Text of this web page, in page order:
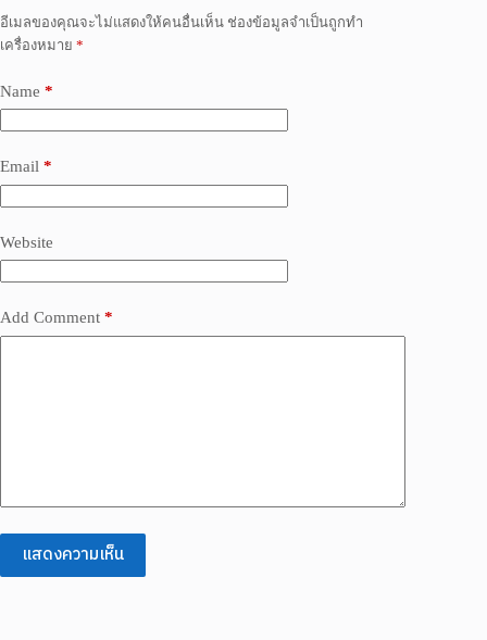
อีเมลของคุณจะไม่แสดงให้คนอื่นเห็น ช่องข้อมูลจำเป็นถูกทำ
เครื่องหมาย *
Name *
Email *
Website
Add Comment *
แสดงความเห็น